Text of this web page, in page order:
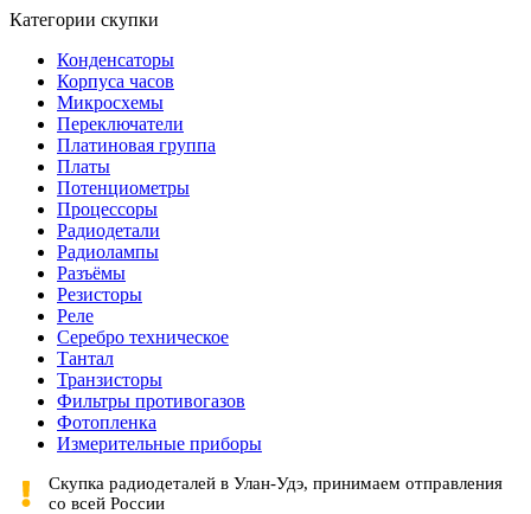
Категории скупки
Конденсаторы
Корпуса часов
Микросхемы
Переключатели
Платиновая группа
Платы
Потенциометры
Процессоры
Радиодетали
Радиолампы
Разъёмы
Резисторы
Реле
Серебро техническое
Тантал
Транзисторы
Фильтры противогазов
Фотопленка
Измерительные приборы
Скупка радиодеталей в Улан-Удэ, принимаем отправления
со всей России